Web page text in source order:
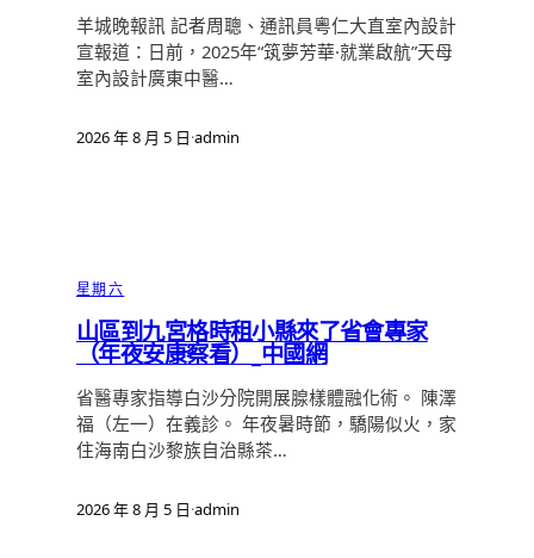
羊城晚報訊 記者周聰、通訊員粵仁大直室內設計
宣報道：日前，2025年“筑夢芳華·就業啟航”天母
室內設計廣東中醫…
2026 年 8 月 5 日·admin
星期六
山區到九宮格時租小縣來了省會專家
（年夜安康察看）_中國網
省醫專家指導白沙分院開展腺樣體融化術。 陳澤
福（左一）在義診。 年夜暑時節，驕陽似火，家
住海南白沙黎族自治縣茶…
2026 年 8 月 5 日·admin